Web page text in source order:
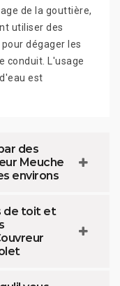
de la gouttière,
utiliser des
dégager les
conduit. L'usage
est
des
Meuche
environs
de toit et